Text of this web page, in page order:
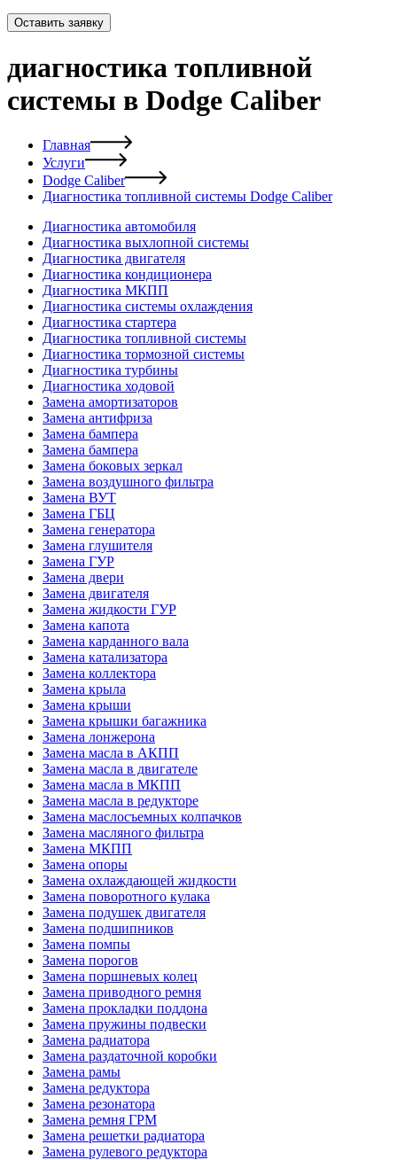
Оставить заявку
диагностика топливной
системы в Dodge Caliber
Главная
Услуги
Dodge Caliber
Диагностика топливной системы Dodge Caliber
Диагностика автомобиля
Диагностика выхлопной системы
Диагностика двигателя
Диагностика кондиционера
Диагностика МКПП
Диагностика системы охлаждения
Диагностика стартера
Диагностика топливной системы
Диагностика тормозной системы
Диагностика турбины
Диагностика ходовой
Замена амортизаторов
Замена антифриза
Замена бампера
Замена бампера
Замена боковых зеркал
Замена воздушного фильтра
Замена ВУТ
Замена ГБЦ
Замена генератора
Замена глушителя
Замена ГУР
Замена двери
Замена двигателя
Замена жидкости ГУР
Замена капота
Замена карданного вала
Замена катализатора
Замена коллектора
Замена крыла
Замена крыши
Замена крышки багажника
Замена лонжерона
Замена масла в АКПП
Замена масла в двигателе
Замена масла в МКПП
Замена масла в редукторе
Замена маслосъемных колпачков
Замена масляного фильтра
Замена МКПП
Замена опоры
Замена охлаждающей жидкости
Замена поворотного кулака
Замена подушек двигателя
Замена подшипников
Замена помпы
Замена порогов
Замена поршневых колец
Замена приводного ремня
Замена прокладки поддона
Замена пружины подвески
Замена радиатора
Замена раздаточной коробки
Замена рамы
Замена редуктора
Замена резонатора
Замена ремня ГРМ
Замена решетки радиатора
Замена рулевого редуктора